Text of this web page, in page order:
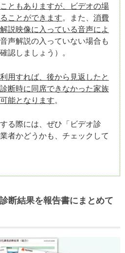
ともありますが、ビデオの場
ことができます。また、 消費
説映像に入っている音声によ
音声解説の入っていない場合も
認しましょう）。
用すれば、後から見返したと
断時に同席できなかった家族
能となります。
る際には、ぜひ「ビデオ診
者かどうかも、チェックして
断結果を報告書にまとめて